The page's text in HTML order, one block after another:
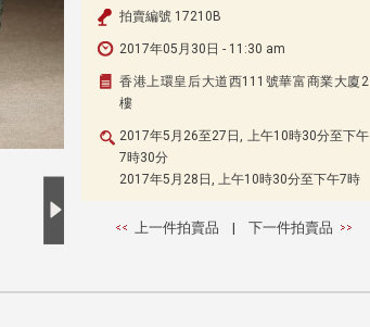
拍賣編號 17210B
2017年05月30日 - 11:30 am
香港上環皇后大道西111號華富商業大廈2
樓
2017年5月26至27日, 上午10時30分至下午
7時30分
2017年5月28日, 上午10時30分至下午7時
上一件拍賣品 | 下一件拍賣品